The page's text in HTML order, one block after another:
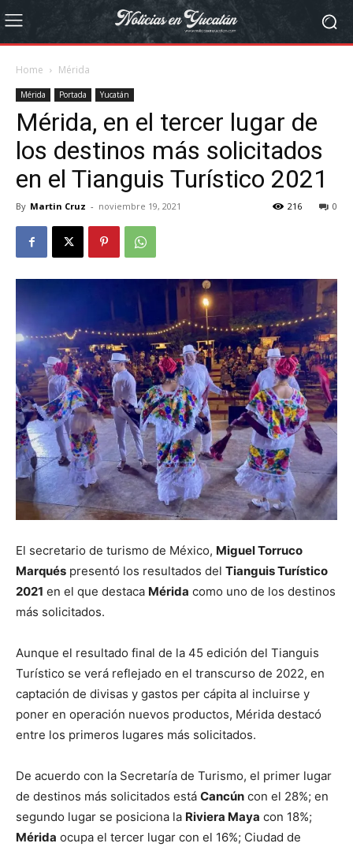
Home Mérida
Mérida Portada Yucatán
Mérida, en el tercer lugar de
los destinos más solicitados
en el Tianguis Turístico 2021
By Martin Cruz - noviembre 19, 2021 0
216
El secretario de turismo de México, Miguel Torruco
Marqués presentó los resultados del Tianguis Turístico
2021 en el que destaca Mérida como uno de los destinos
más solicitados.
Aunque el resultado final de la 45 edición del Tianguis
Turístico se verá reflejado en el transcurso de 2022, en
captación de divisas y gastos per cápita al incluirse y
poner en operación nuevos productos, Mérida destacó
entre los primeros lugares más solicitados.
De acuerdo con la Secretaría de Turismo, el primer lugar
de destinos más solicitados está Cancún con el 28%; en
segundo lugar se posiciona la Riviera Maya con 18%;
Mérida ocupa el tercer lugar con el 16%; Ciudad de